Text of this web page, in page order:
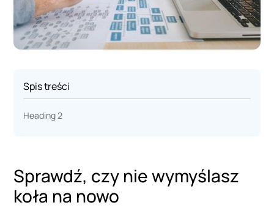
Spis treści
Heading 2
Sprawdź, czy nie wymyślasz
koła na nowo